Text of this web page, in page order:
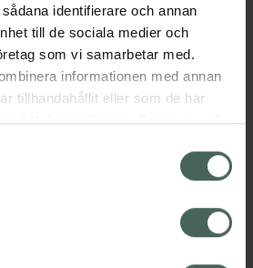
identifierare och annan
till de sociala medier och
som vi samarbetar med.
informationen med annan
tillhandahållit eller som de har
deras tjänster. Samtycke till
via webbplatsens
återkallat samtycke påverkar inte
som skett innan återkallelsen.
Dölj